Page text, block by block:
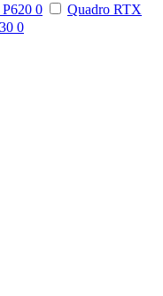
0
Quadro RTX
0